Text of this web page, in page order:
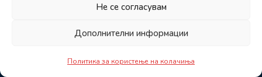
Не се согласувам
Дополнителни информации
Политика за користење на колачиња